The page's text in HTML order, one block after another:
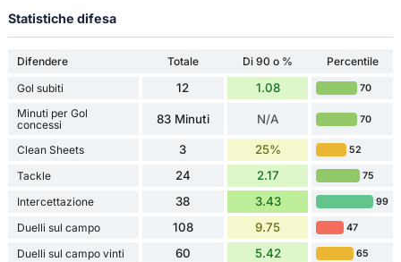
Statistiche difesa
Difendere Totale Di 90 o %
Percentile
Gol subiti
12 1.08 70
Minuti per Gol
concessi
83 Minuti N/A 70
Clean Sheets 3 25% 52
Tackle 24 2.17 75
Intercettazione 38 3.43 99
Duelli sul campo 108 9.75 47
Duelli sul campo vinti 60 5.42 65